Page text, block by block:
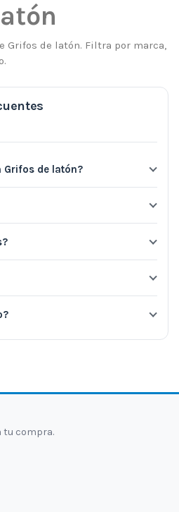
Grifos de latón. Filtra por marca,
Grifos de latón?
tu compra.